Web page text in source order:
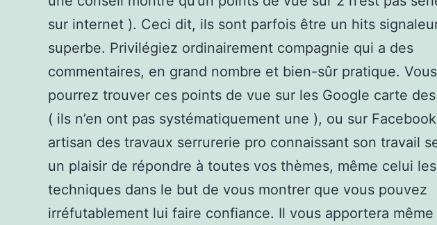
sur internet ). Ceci dit, ils sont parfois être un hits
superbe. Privilégiez ordinairement compagnie qui a des
commentaires, en grand nombre et bien-sûr pratique. Vous
pourrez trouver ces points de vue sur les Google carte
( ils n’en ont pas systématiquement une ), ou sur
artisan des travaux serrurerie pro connaissant son travail
un plaisir de répondre à toutes vos thèmes, même celui
techniques dans le but de vous montrer que vous pouvez
irréfutablement lui faire confiance. Il vous apportera même